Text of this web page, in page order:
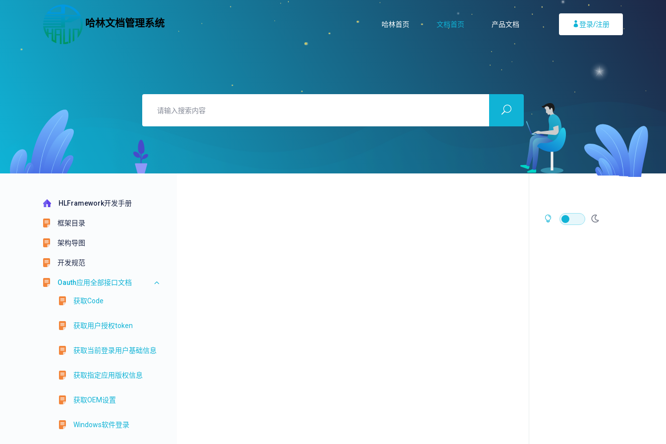
哈林文档管理系统 哈林首页 文档首页 产品文档 登录/注册
HLFramework开发手册
框架目录
架构导图
开发规范
Oauth应用全部接口文档
获取Code
获取用户授权token
获取当前登录用户基础信息
获取指定应用版权信息
获取OEM设置
Windows软件登录